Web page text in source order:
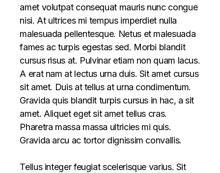
amet volutpat consequat mauris nunc congue
nisi. At ultrices mi tempus imperdiet nulla
malesuada pellentesque. Netus et malesuada
fames ac turpis egestas sed. Morbi blandit
cursus risus at. Pulvinar etiam non quam lacus.
A erat nam at lectus urna duis. Sit amet cursus
sit amet. Duis at tellus at urna condimentum.
Gravida quis blandit turpis cursus in hac, a sit
amet. Aliquet eget sit amet tellus cras.
Pharetra massa massa ultricies mi quis.
Gravida arcu ac tortor dignissim convallis.
Tellus integer feugiat scelerisque varius. Sit